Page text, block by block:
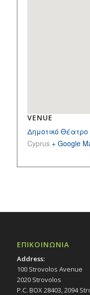
VENUE
Δημοτικό Θέατρο
Cyprus + Google
ΕΠΙΚΟΙΝΩΝΙΑ
Address:
100 Strovolos Avenue
2020 Strovolos
P.C. BOX 28403, 2094